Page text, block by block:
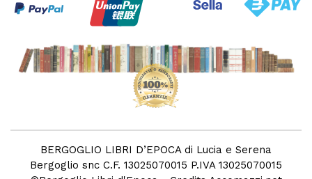
BERGOGLIO LIBRI D’EPOCA di Lucia e Serena
Bergoglio snc C.F. 13025070015 P.IVA 13025070015